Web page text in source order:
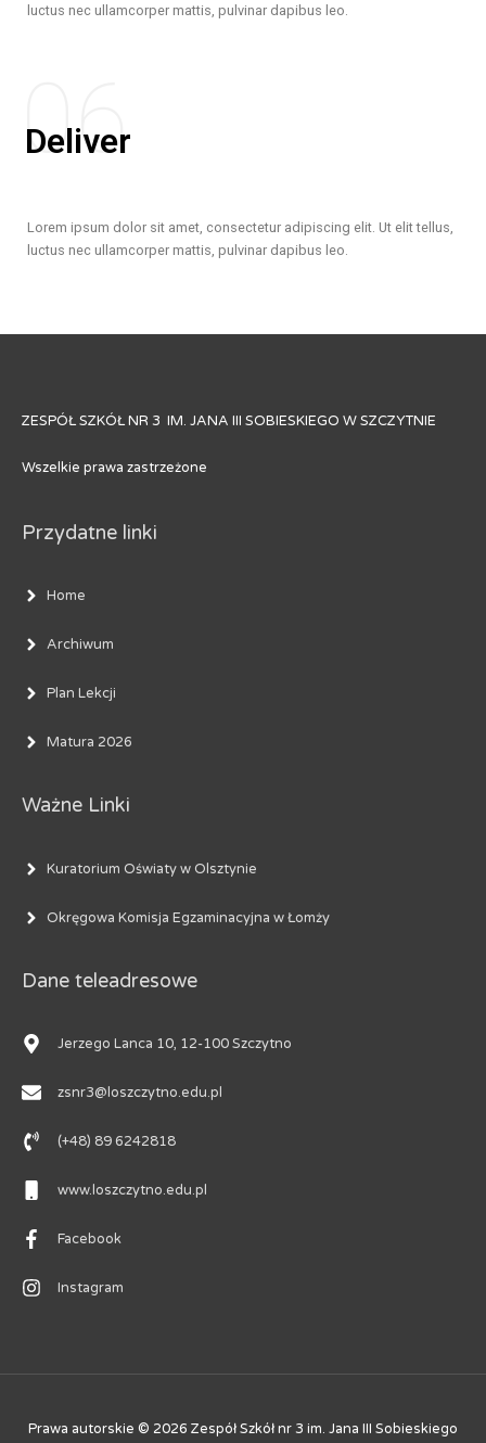
luctus nec ullamcorper mattis, pulvinar dapibus leo.
06
Deliver
Lorem ipsum dolor sit amet, consectetur adipiscing elit. Ut elit tellus,
luctus nec ullamcorper mattis, pulvinar dapibus leo.
ZESPÓŁ SZKÓŁ NR 3 IM. JANA III SOBIESKIEGO W SZCZYTNIE
Wszelkie prawa zastrzeżone
Przydatne linki
Home
Archiwum
Plan Lekcji
Matura 2026
Ważne Linki
Kuratorium Oświaty w Olsztynie
Okręgowa Komisja Egzaminacyjna w Łomży
Dane teleadresowe
Jerzego Lanca 10, 12-100 Szczytno
zsnr3@loszczytno.edu.pl
(+48) 89 6242818
www.loszczytno.edu.pl
Facebook
Instagram
Prawa autorskie © 2026 Zespół Szkół nr 3 im. Jana III Sobieskiego